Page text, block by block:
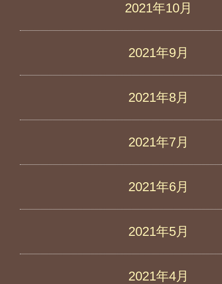
2021年10月
2021年9月
2021年8月
2021年7月
2021年6月
2021年5月
2021年4月